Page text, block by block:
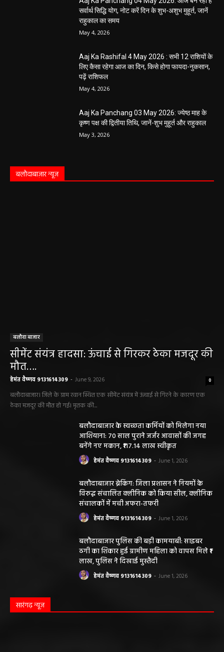
सर्वार्थ सिद्धि योग, नोट करें दिन के शुभ-अशुभ मुहूर्त, जानें
राहुकाल का समय
May 4, 2026
Aaj Ka Rashifal 4 May 2026 : सभी 12 राशियों के
लिए कैसा रहेगा आज का दिन, किसे होगा फायदा-नुकसान,
पढ़ें राशिफल
May 4, 2026
Aaj Ka Panchang 03 May 2026: ज्येष्ठ माह के
कृष्ण पक्ष की द्वितीया तिथि, जानें-शुभ मुहूर्त और राहुकाल
May 3, 2026
बलौदाबाज़ार न्यूज़
बलौदा बाजार
सीमेंट संयंत्र हादसा: ऊंचाई से गिरकर ठेका मजदूर की
मौत….
हेमंत वैष्णव 9131614309 - June 9, 2026 0
बलौदाबाजार। जिले के ग्राम रवान स्थित एक सीमेंट संयंत्र में ऊंचाई से गिरने के कारण एक
ठेका मजदूर की मौत हो गई। मृतक की...
बलौदाबाजार के स्वच्छता कर्मियों को मिलेगा नया
आशियाना: 70 साल पुराने जर्जर आवासों की जगह
बनेंगे नए मकान, ₹117.14 लाख स्वीकृत
हेमंत वैष्णव 9131614309 - June 1, 2026
बलौदाबाजार ब्रेकिंग: जिला प्रशासन ने नियमों के
विरुद्ध संचालित क्लीनिक को किया सील, क्लीनिक
संचालकों में मची अफरा-तफरी
हेमंत वैष्णव 9131614309 - June 1, 2026
बलौदाबाजार पुलिस की बड़ी कामयाबी: साइबर
ठगी का शिकार हुई ग्रामीण महिला को वापस मिले ₹1
लाख, पुलिस ने दिखाई मुस्तैदी
हेमंत वैष्णव 9131614309 - June 1, 2026
सारंगढ़ न्यूज़